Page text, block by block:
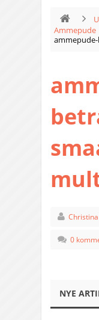
Ammepude
Christina
0
NYE